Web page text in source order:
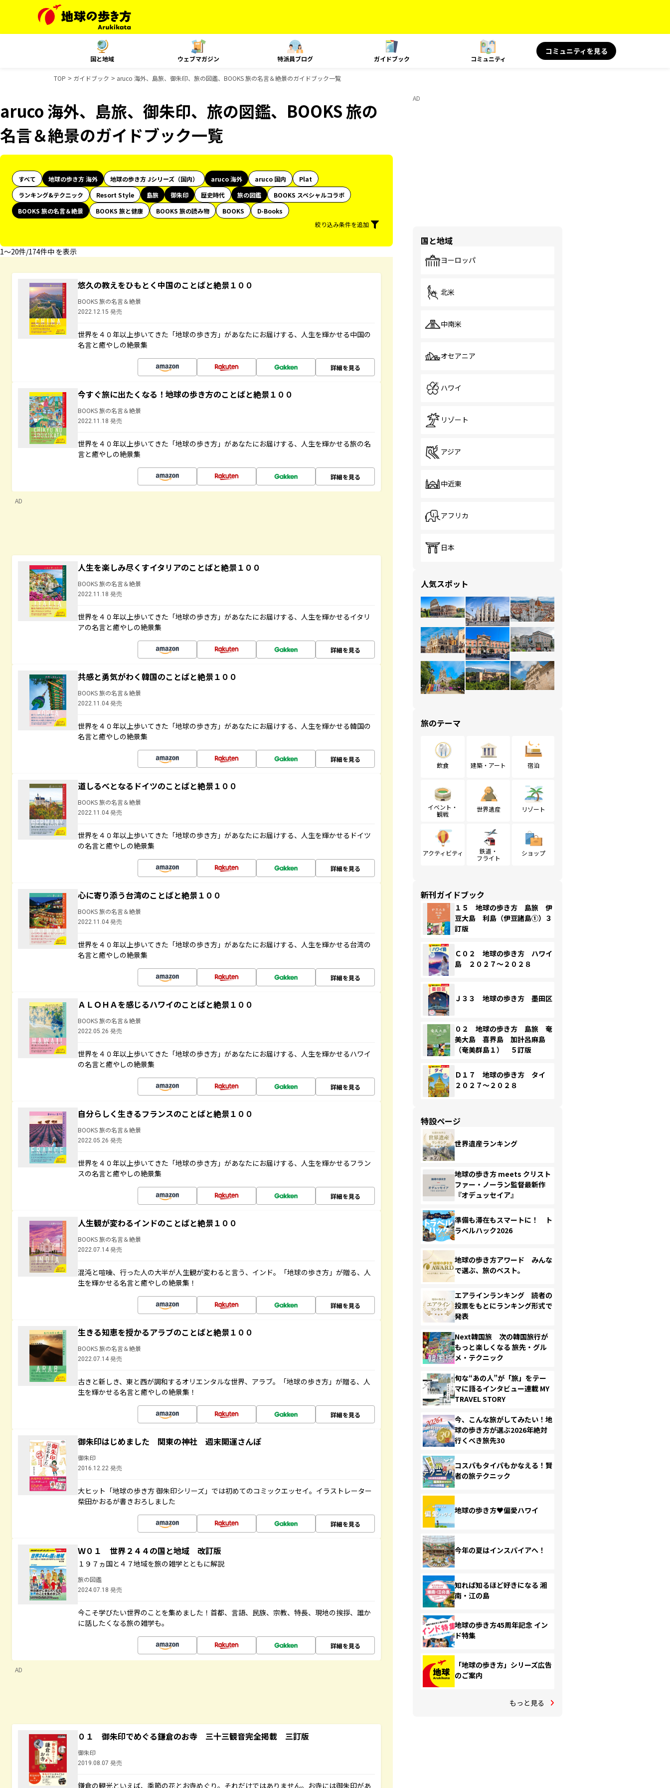
国と地域 ウェブマガジン 特派員ブログ ガイドブック コミュニティ
コミュニティを見る
TOP ガイドブック aruco 海外、島旅、御朱印、旅の図鑑、BOOKS 旅の名言＆絶景のガイドブック一覧
aruco 海外、島旅、御朱印、旅の図鑑、BOOKS 旅の
名言＆絶景のガイドブック一覧
すべて 地球の歩き方 海外 地球の歩き方 Jシリーズ（国内） aruco 海外 aruco 国内
Plat
ランキング&テクニック
Resort Style 島旅 御朱印 歴史時代 旅の図鑑
BOOKS スペシャルコラボ
BOOKS 旅の名言＆絶景
BOOKS 旅と健康 BOOKS 旅の読み物 BOOKS
D-Books
絞り込み条件を追加
1〜20件/174件中 を表示
悠久の教えをひもとく中国のことばと絶景１００
BOOKS 旅の名言＆絶景
2022.12.15 発売
世界を４０年以上歩いてきた「地球の歩き方」があなたにお届けする、人生を輝かせる中国の
名言と癒やしの絶景集
詳細を見る
今すぐ旅に出たくなる！地球の歩き方のことばと絶景１００
BOOKS 旅の名言＆絶景
2022.11.18 発売
世界を４０年以上歩いてきた「地球の歩き方」があなたにお届けする、人生を輝かせる旅の名
言と癒やしの絶景集
詳細を見る
AD
人生を楽しみ尽くすイタリアのことばと絶景１００
BOOKS 旅の名言＆絶景
2022.11.18 発売
世界を４０年以上歩いてきた「地球の歩き方」があなたにお届けする、人生を輝かせるイタリ
アの名言と癒やしの絶景集
詳細を見る
共感と勇気がわく韓国のことばと絶景１００
BOOKS 旅の名言＆絶景
2022.11.04 発売
世界を４０年以上歩いてきた「地球の歩き方」があなたにお届けする、人生を輝かせる韓国の
名言と癒やしの絶景集
詳細を見る
道しるべとなるドイツのことばと絶景１００
BOOKS 旅の名言＆絶景
2022.11.04 発売
世界を４０年以上歩いてきた「地球の歩き方」があなたにお届けする、人生を輝かせるドイツ
の名言と癒やしの絶景集
詳細を見る
心に寄り添う台湾のことばと絶景１００
BOOKS 旅の名言＆絶景
2022.11.04 発売
世界を４０年以上歩いてきた「地球の歩き方」があなたにお届けする、人生を輝かせる台湾の
名言と癒やしの絶景集
詳細を見る
ＡＬＯＨＡを感じるハワイのことばと絶景１００
BOOKS 旅の名言＆絶景
2022.05.26 発売
世界を４０年以上歩いてきた「地球の歩き方」があなたにお届けする、人生を輝かせるハワイ
の名言と癒やしの絶景集
詳細を見る
自分らしく生きるフランスのことばと絶景１００
BOOKS 旅の名言＆絶景
2022.05.26 発売
世界を４０年以上歩いてきた「地球の歩き方」があなたにお届けする、人生を輝かせるフラン
スの名言と癒やしの絶景集
詳細を見る
人生観が変わるインドのことばと絶景１００
BOOKS 旅の名言＆絶景
2022.07.14 発売
混沌と喧噪、行った人の大半が人生観が変わると言う、インド。「地球の歩き方」が贈る、人
生を輝かせる名言と癒やしの絶景集！
詳細を見る
生きる知恵を授かるアラブのことばと絶景１００
BOOKS 旅の名言＆絶景
2022.07.14 発売
古きと新しき、東と西が調和するオリエンタルな世界、アラブ。「地球の歩き方」が贈る、人
生を輝かせる名言と癒やしの絶景集！
詳細を見る
御朱印はじめました 関東の神社 週末開運さんぽ
御朱印
2016.12.22 発売
大ヒット「地球の歩き方 御朱印シリーズ」では初めてのコミックエッセイ。イラストレーター
柴田かおるが書きおろしました
詳細を見る
Ｗ０１ 世界２４４の国と地域 改訂版
１９７ヵ国と４７地域を旅の雑学とともに解説
旅の図鑑
2024.07.18 発売
今こそ学びたい世界のことを集めました！首都、言語、民族、宗教、特長、現地の挨拶、誰か
に話したくなる旅の雑学も。
詳細を見る
AD
０１ 御朱印でめぐる鎌倉のお寺 三十三観音完全掲載 三訂版
御朱印
2019.08.07 発売
鎌倉の観光といえば、季節の花とお寺めぐり。それだけではありません。お寺には御朱印があ
AD
国と地域
ヨーロッパ
北米
中南米
オセアニア
ハワイ
リゾート
アジア
中近東
アフリカ
日本
人気スポット
旅のテーマ
飲食 建築・アート 宿泊
イベント・
観戦
世界遺産 リゾート
アクティビティ
鉄道・
フライト
ショップ
新刊ガイドブック
１５ 地球の歩き方 島旅 伊
豆大島 利島（伊豆諸島①）３
訂版
Ｃ０２ 地球の歩き方 ハワイ
島 ２０２７～２０２８
Ｊ３３ 地球の歩き方 墨田区
０２ 地球の歩き方 島旅 奄
美大島 喜界島 加計呂麻島
（奄美群島１） ５訂版
Ｄ１７ 地球の歩き方 タイ
２０２７～２０２８
特設ページ
世界遺産ランキング
地球の歩き方 meets クリスト
ファー・ノーラン監督最新作
『オデュッセイア』
準備も滞在もスマートに！ ト
ラベルハック2026
地球の歩き方アワード みんな
で選ぶ、旅のベスト。
エアラインランキング 読者の
投票をもとにランキング形式で
発表
Next韓国旅 次の韓国旅行が
もっと楽しくなる 旅先・グル
メ・テクニック
旬な“あの人”が「旅」をテー
マに語るインタビュー連載 MY
TRAVEL STORY
今、こんな旅がしてみたい！地
球の歩き方が選ぶ2026年絶対
行くべき旅先30
コスパもタイパもかなえる！賢
者の旅テクニック
地球の歩き方♥偏愛ハワイ
今年の夏はインスパイアへ！
知れば知るほど好きになる 湘
南・江の島
地球の歩き方45周年記念 イン
ド特集
「地球の歩き方」シリーズ広告
のご案内
もっと見る